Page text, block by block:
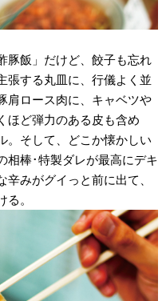
豚飯」だけど、餃子も忘れ
張する丸皿に、行儀よく並
肩ロース肉に、キャベツや
ほど弾力のある皮も含め
。そして、どこか懐かしい
相棒･特製ダレが最高にデキ
みがグイっと前に出て、
。